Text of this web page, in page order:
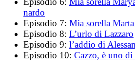
nardo
Episodio 7: Mia sorella
Episodio 8: L’urlo di Lazzaro
Episodio 9: l’addio di
Episodio 10: Cazzo, è uno